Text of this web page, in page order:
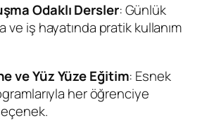
Odaklı Dersler: Günlük
ve iş hayatında pratik kullanım
ve Yüz Yüze Eğitim: Esnek
her öğrenciye